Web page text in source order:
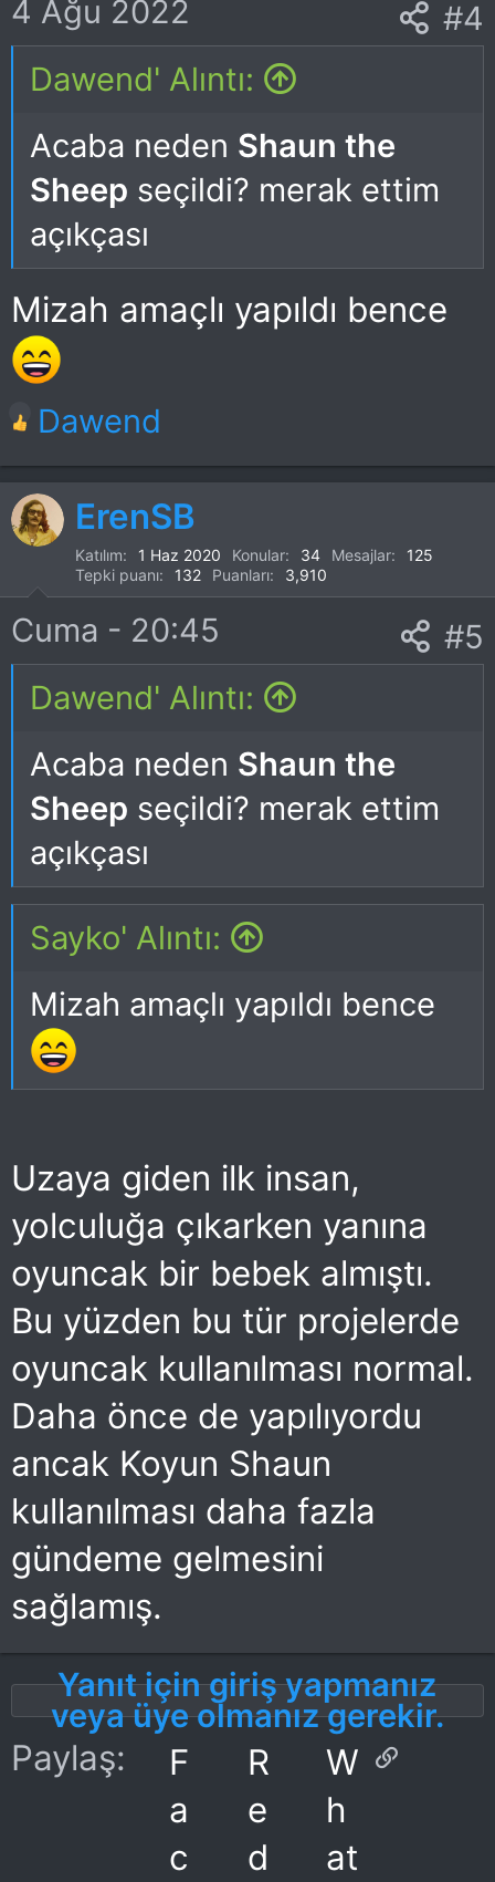
4 Ağu 2022
#4
Dawend' Alıntı:
Acaba neden Shaun the
Sheep seçildi? merak ettim
açıkçası
Mizah amaçlı yapıldı bence
T
e
p
k
i
l
e
:
Dawend
ErenSB
Katılım 1 Haz 2020 Konular 34 Mesajlar
125
Tepki puanı
132 Puanları 3,910
Cuma - 20:45
#5
Dawend' Alıntı:
Acaba neden Shaun the
Sheep seçildi? merak ettim
açıkçası
Sayko' Alıntı:
Mizah amaçlı yapıldı bence
Uzaya giden ilk insan,
yolculuğa çıkarken yanına
oyuncak bir bebek almıştı.
Bu yüzden bu tür projelerde
oyuncak kullanılması normal.
Daha önce de yapılıyordu
ancak Koyun Shaun
kullanılması daha fazla
gündeme gelmesini
sağlamış.
Yanıt için giriş yapmanız
veya üye olmanız gerekir.
Paylaş:
F
a
c
R
e
d
W
h
at